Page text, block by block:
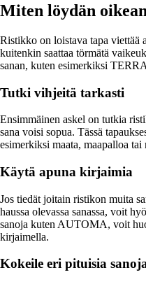
Miten löydän
Ristikko on loistava tapa viettää
kuitenkin saattaa törmätä
sanan, kuten esimerkiksi
Tutki vihjeitä tarkasti
Ensimmäinen askel on tutkia
sana voisi sopua. Tässä
esimerkiksi maata, maapalloa tai
Käytä apuna kirjaimia
Jos tiedät joitain ristikon muita
haussa olevassa sanassa, voit
sanoja kuten AUTOMA, voit
kirjaimella.
Kokeile eri pituisia